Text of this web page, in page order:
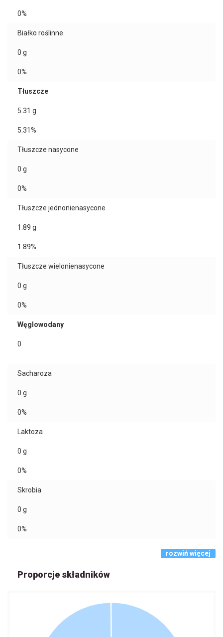
0%
Białko roślinne
0 g
0%
Tłuszcze
5.31 g
5.31%
Tłuszcze nasycone
0 g
0%
Tłuszcze jednonienasycone
1.89 g
1.89%
Tłuszcze wielonienasycone
0 g
0%
Węglowodany
0
Sacharoza
0 g
0%
Laktoza
0 g
0%
Skrobia
0 g
0%
rozwiń więcej
Proporcje składników